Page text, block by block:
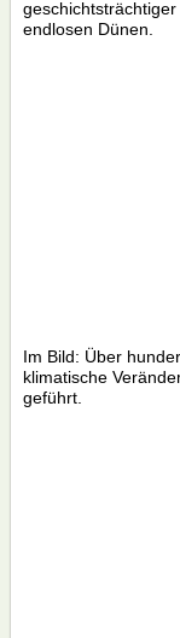
endlosen Dünen.
Im Bild: Über
klimatische
geführt.